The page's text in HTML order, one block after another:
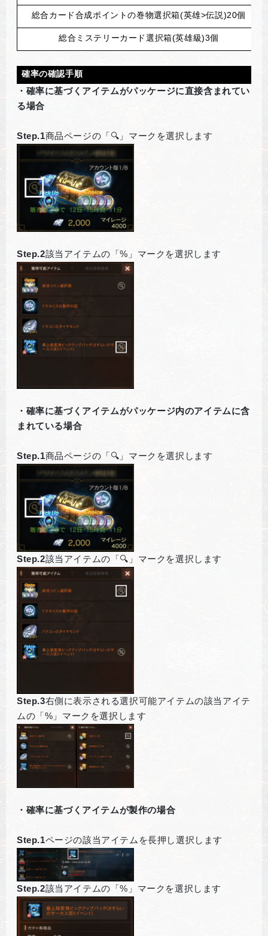
総合カード合成ポイントの巻物選択箱(英雄>伝説)20個
総合ミステリーカード選択箱(英雄級)3個
確率の確認手順
・確率に基づくアイテムがパッケージに直接含まれてい
る場合
Step.1商品ページの「🔍」マークを選択します
Step.2該当アイテムの「%」マークを選択します
・確率に基づくアイテムがパッケージ内のアイテムに含
まれている場合
Step.1商品ページの「🔍」マークを選択します
Step.2該当アイテムの「🔍」マークを選択します
Step.3右側に表示される選択可能アイテムの該当アイテ
ムの「%」マークを選択します
・確率に基づくアイテムが製作の場合
Step.1ページの該当アイテムを長押し選択します
Step.2該当アイテムの「%」マークを選択します